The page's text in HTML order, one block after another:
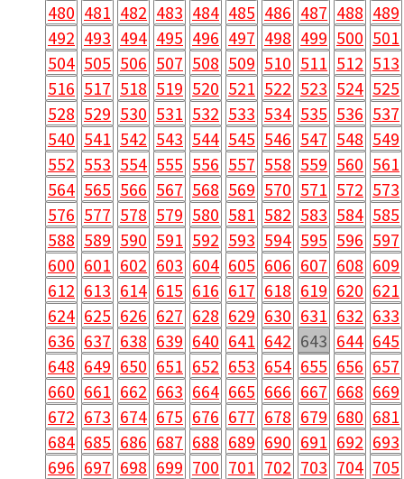
480 481 482 483 484 485 486 487 488 489
492 493 494 495 496 497 498 499 500 501
504 505 506 507 508 509 510 511 512 513
516 517 518 519 520 521 522 523 524 525
528 529 530 531 532 533 534 535 536 537
540 541 542 543 544 545 546 547 548 549
552 553 554 555 556 557 558 559 560 561
564 565 566 567 568 569 570 571 572 573
576 577 578 579 580 581 582 583 584 585
588 589 590 591 592 593 594 595 596 597
600 601 602 603 604 605 606 607 608 609
612 613 614 615 616 617 618 619 620 621
624 625 626 627 628 629 630 631 632 633
636 637 638 639 640 641 642 643 644 645
648 649 650 651 652 653 654 655 656 657
660 661 662 663 664 665 666 667 668 669
672 673 674 675 676 677 678 679 680 681
684 685 686 687 688 689 690 691 692 693
696 697 698 699 700 701 702 703 704 705